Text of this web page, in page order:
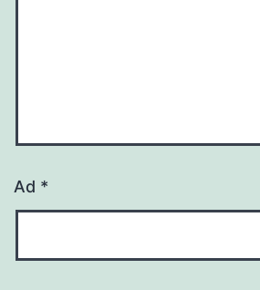
Ad *